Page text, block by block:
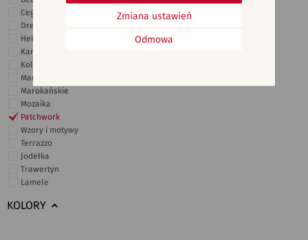
Cegiełki
Drewno
Heksagonalne
Kamień
Kolor
Marmur
Marokańskie
Mozaika
Patchwork
Wzory i motywy
Terrazzo
Jodełka
Trawertyn
Lamele
KOLORY
Odmowa
Zmiana ustawień